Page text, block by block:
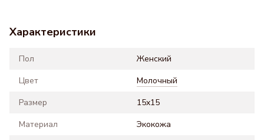
Характеристики
Пол
Женский
Цвет
Молочный
Размер
15x15
Материал
Экокожа